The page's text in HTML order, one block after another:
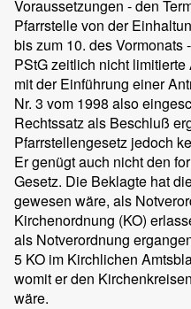
Voraussetzungen - den
Pfarrstelle von der
bis zum 10. des Vormonats
PStG zeitlich nicht
mit der Einführung einer
Nr. 3 vom 1998 also
Rechtssatz als Beschluß
Pfarrstellengesetz jedoch
Er genügt auch nicht den
Gesetz. Die Beklagte hat
gewesen wäre, als
Kirchenordnung (KO)
als Notverordnung
5 KO im Kirchlichen
womit er den
wäre.